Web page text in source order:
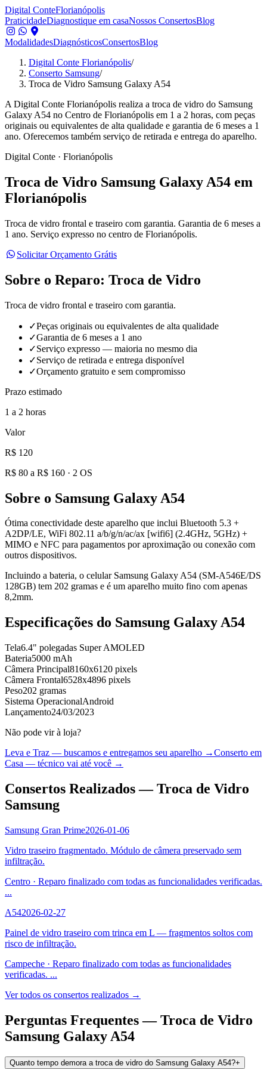
Digital ConteFlorianópolis
PraticidadeDiagnostique em casaNossos ConsertosBlog
ModalidadesDiagnósticosConsertosBlog
Digital Conte Florianópolis/
Conserto Samsung/
Troca de Vidro Samsung Galaxy A54
A Digital Conte Florianópolis realiza a troca de vidro do Samsung
Galaxy A54 no Centro de Florianópolis em 1 a 2 horas, com peças
originais ou equivalentes de alta qualidade e garantia de 6 meses a 1
ano. Oferecemos também serviço de retirada e entrega do aparelho.
Digital Conte · Florianópolis
Troca de Vidro Samsung Galaxy A54 em
Florianópolis
Troca de vidro frontal e traseiro com garantia. Garantia de 6 meses a
1 ano. Serviço expresso no centro de Florianópolis.
Solicitar Orçamento Grátis
Sobre o Reparo: Troca de Vidro
Troca de vidro frontal e traseiro com garantia.
✓Peças originais ou equivalentes de alta qualidade
✓Garantia de 6 meses a 1 ano
✓Serviço expresso — maioria no mesmo dia
✓Serviço de retirada e entrega disponível
✓Orçamento gratuito e sem compromisso
Prazo estimado
1 a 2 horas
Valor
R$ 120
R$ 80 a R$ 160 · 2 OS
Sobre o Samsung Galaxy A54
Ótima conectividade deste aparelho que inclui Bluetooth 5.3 +
A2DP/LE, WiFi 802.11 a/b/g/n/ac/ax [wifi6] (2.4GHz, 5GHz) +
MIMO e NFC para pagamentos por aproximação ou conexão com
outros dispositivos.
Incluindo a bateria, o celular Samsung Galaxy A54 (SM-A546E/DS
128GB) tem 202 gramas e é um aparelho muito fino com apenas
8,2mm.
Especificações do Samsung Galaxy A54
Tela6.4" polegadas Super AMOLED
Bateria5000 mAh
Câmera Principal8160x6120 pixels
Câmera Frontal6528x4896 pixels
Peso202 gramas
Sistema OperacionalAndroid
Lançamento24/03/2023
Não pode vir à loja?
Leva e Traz — buscamos e entregamos seu aparelho →Conserto em
Casa — técnico vai até você →
Consertos Realizados — Troca de Vidro
Samsung
Samsung Gran Prime2026-01-06
Vidro traseiro fragmentado. Módulo de câmera preservado sem
infiltração.
Centro · Reparo finalizado com todas as funcionalidades verificadas.
...
A542026-02-27
Painel de vidro traseiro com trinca em L — fragmentos soltos com
risco de infiltração.
Campeche · Reparo finalizado com todas as funcionalidades
verificadas. ...
Ver todos os consertos realizados →
Perguntas Frequentes —Troca de Vidro
Samsung Galaxy A54
Quanto tempo demora a troca de vidro do Samsung Galaxy A54?+